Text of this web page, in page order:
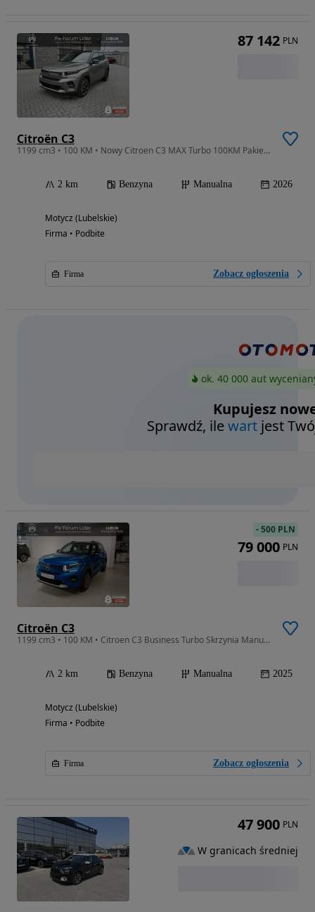
Citroën C3
1199 cm3 • 100 KM • Nowy Citroen C3 MAX Turbo 100KM Pakiet Zimowy Ubezpieczenie 1,99%
2 km Benzyna Manualna 2026
Motycz (Lubelskie)
Firma • Podbite
Firma Zobacz ogłoszenia
87 142 PLN
ok. 40 000 aut
Kupujesz
Sprawdź, ilewart jest
Citroën C3
1199 cm3 • 100 KM • Citroen C3 Business Turbo Skrzynia Manualna 100KM Pakiet zimowy
2 km Benzyna Manualna 2025
Motycz (Lubelskie)
Firma • Podbite
Firma Zobacz ogłoszenia
-500 PLN
79 000 PLN
47 900 PLN
W granicach średniej